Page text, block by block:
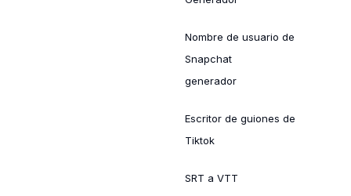
Nombre de usuario de
Snapchat
generador
Escritor de guiones de
Tiktok
SRT a VTT